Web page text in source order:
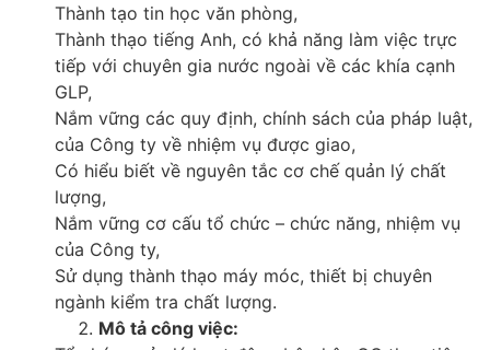
Thành tạo tin học văn phòng,
Thành thạo tiếng Anh, có khả năng làm việc trực
tiếp với chuyên gia nước ngoài về các khía cạnh
GLP,
Nắm vững các quy định, chính sách của pháp luật,
của Công ty về nhiệm vụ được giao,
Có hiểu biết về nguyên tắc cơ chế quản lý chất
lượng,
Nắm vững cơ cấu tổ chức – chức năng, nhiệm vụ
của Công ty,
Sử dụng thành thạo máy móc, thiết bị chuyên
ngành kiểm tra chất lượng.
Mô tả công việc: